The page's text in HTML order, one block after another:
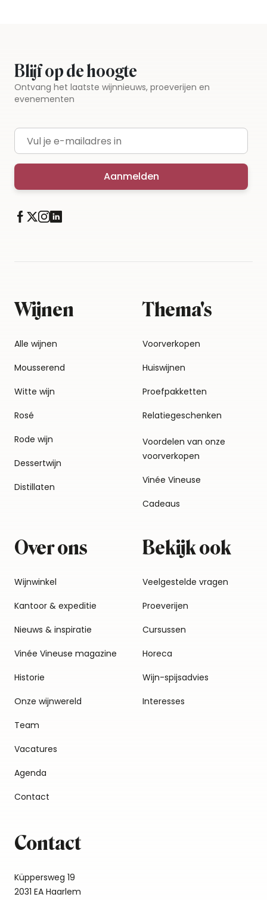
Blijf op de hoogte
Ontvang het laatste wijnnieuws, proeverijen en
evenementen
E-mailadres
Aanmelden
Wijnen
Alle wijnen
Mousserend
Witte wijn
Rosé
Rode wijn
Dessertwijn
Distillaten
Thema's
Voorverkopen
Huiswijnen
Proefpakketten
Relatiegeschenken
Voordelen van onze
voorverkopen
Vinée Vineuse
Cadeaus
Over ons
Wijnwinkel
Kantoor & expeditie
Nieuws & inspiratie
Vinée Vineuse magazine
Historie
Onze wijnwereld
Team
Vacatures
Agenda
Contact
Bekijk ook
Veelgestelde vragen
Proeverijen
Cursussen
Horeca
Wijn-spijsadvies
Interesses
Contact
Küppersweg 19
2031 EA Haarlem